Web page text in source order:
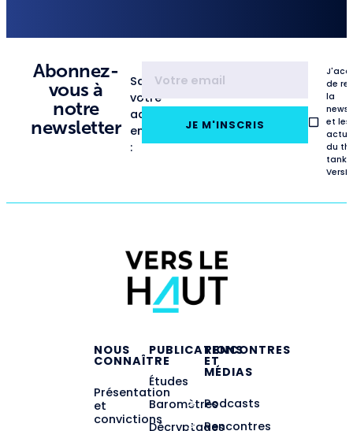
Abonnez-
vous à
notre
newsletter
Saisissez
votre
adresse
email
:
JE M'INSCRIS
de
la
et les
du
tank
NOUS
CONNAÎTRE
Présentation
et
convictions
PUBLICATIONS
Études
Baromètres
Décryptages
RENCONTRES
ET
MÉDIAS
Podcasts
Rencontres